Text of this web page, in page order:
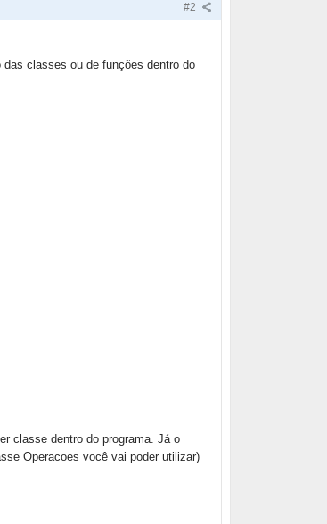
#2
classes ou de funções dentro do
classe dentro do programa. Já o
Operacoes você vai poder utilizar)